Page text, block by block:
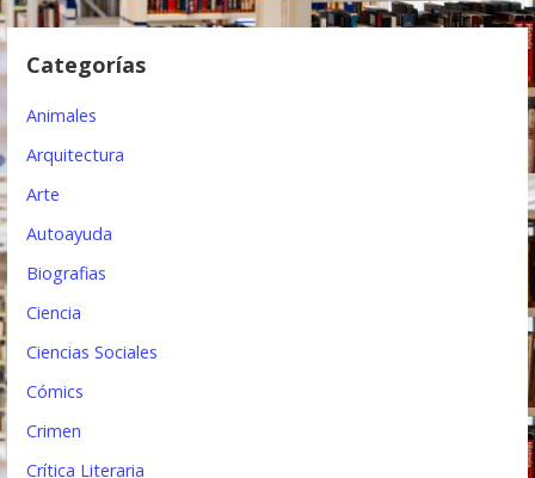
d
n
Categorías
Animales
Arquitectura
Arte
Autoayuda
Biografias
Ciencia
Ciencias Sociales
Cómics
Crimen
Crítica Literaria